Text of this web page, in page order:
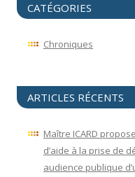
CATÉGORIES
Chroniques
ARTICLES RÉCENTS
Maître ICARD
d’aide à la prise de
audience publique